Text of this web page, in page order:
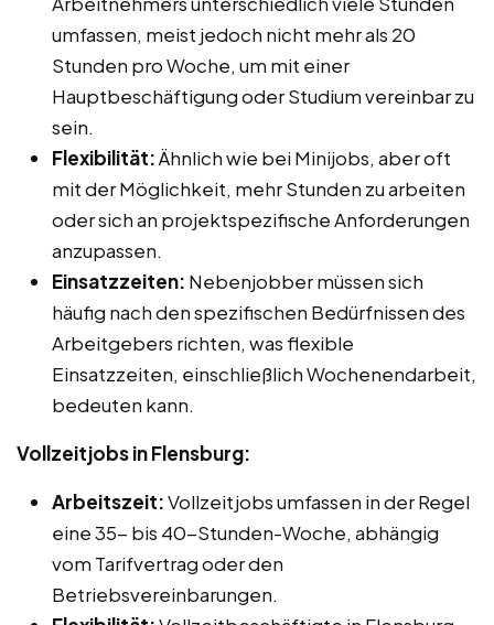
umfassen, meist jedoch nicht mehr als 20
Stunden pro Woche, um mit einer
Hauptbeschäftigung oder Studium vereinbar zu
sein.
Flexibilität:Ähnlich wie bei Minijobs, aber oft
mit der Möglichkeit, mehr Stunden zu arbeiten
oder sich an projektspezifische Anforderungen
anzupassen.
Einsatzzeiten: Nebenjobber müssen sich
häufig nach den spezifischen Bedürfnissen des
Arbeitgebers richten, was flexible
Einsatzzeiten, einschließlich Wochenendarbeit,
bedeuten kann.
Vollzeitjobs in Flensburg:
Arbeitszeit:Vollzeitjobs umfassen in der Regel
eine 35- bis 40-Stunden-Woche, abhängig
vom Tarifvertrag oder den
Betriebsvereinbarungen.